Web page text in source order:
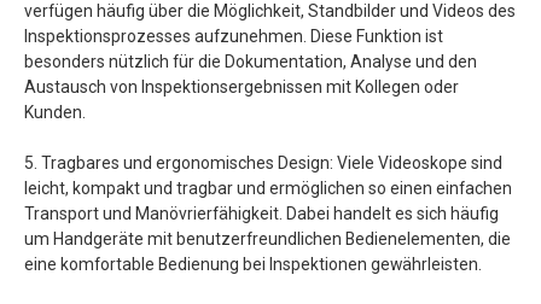
verfügen häufig über die Möglichkeit, Standbilder und Videos des
Inspektionsprozesses aufzunehmen. Diese Funktion ist
besonders nützlich für die Dokumentation, Analyse und den
Austausch von Inspektionsergebnissen mit Kollegen oder
Kunden.
5. Tragbares und ergonomisches Design: Viele Videoskope sind
leicht, kompakt und tragbar und ermöglichen so einen einfachen
Transport und Manövrierfähigkeit. Dabei handelt es sich häufig
um Handgeräte mit benutzerfreundlichen Bedienelementen, die
eine komfortable Bedienung bei Inspektionen gewährleisten.